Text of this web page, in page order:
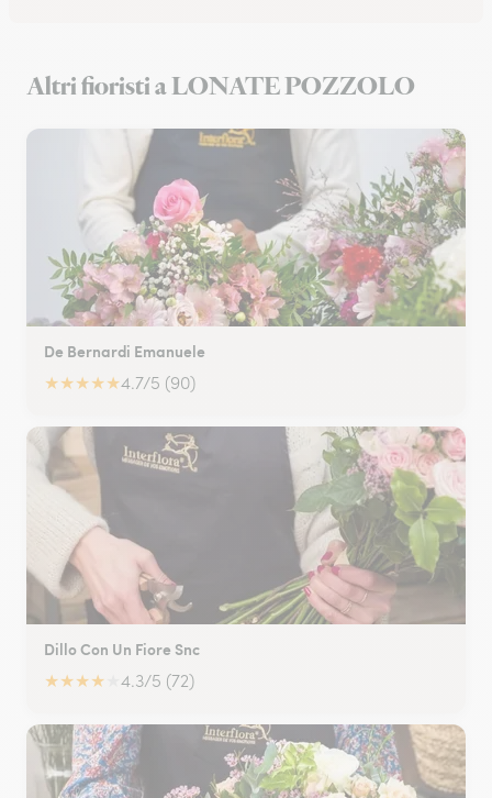
Altri fioristi a LONATE POZZOLO
De Bernardi Emanuele
★★★★★4.7/5 (90)
Dillo Con Un Fiore Snc
★★★★ 4.3/5 (72)